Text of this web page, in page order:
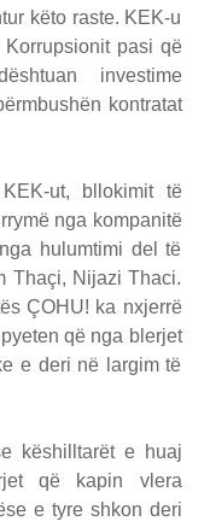
këto raste. KEK-u
pasi që
investime
kontratat
ut, bllokimit të
nga kompanitë
hulumtimi del të
Thaçi, Nijazi Thaci.
ÇOHU! ka nxjerrë
që nga blerjet
e deri në largim të
këshilltarët e huaj
që kapin vlera
e tyre shkon deri